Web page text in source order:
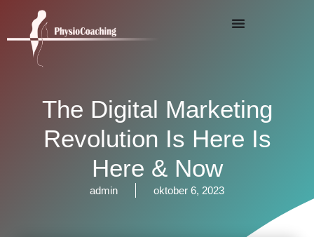
The Digital Marketing
Revolution Is Here Is
Here & Now
admin oktober 6, 2023